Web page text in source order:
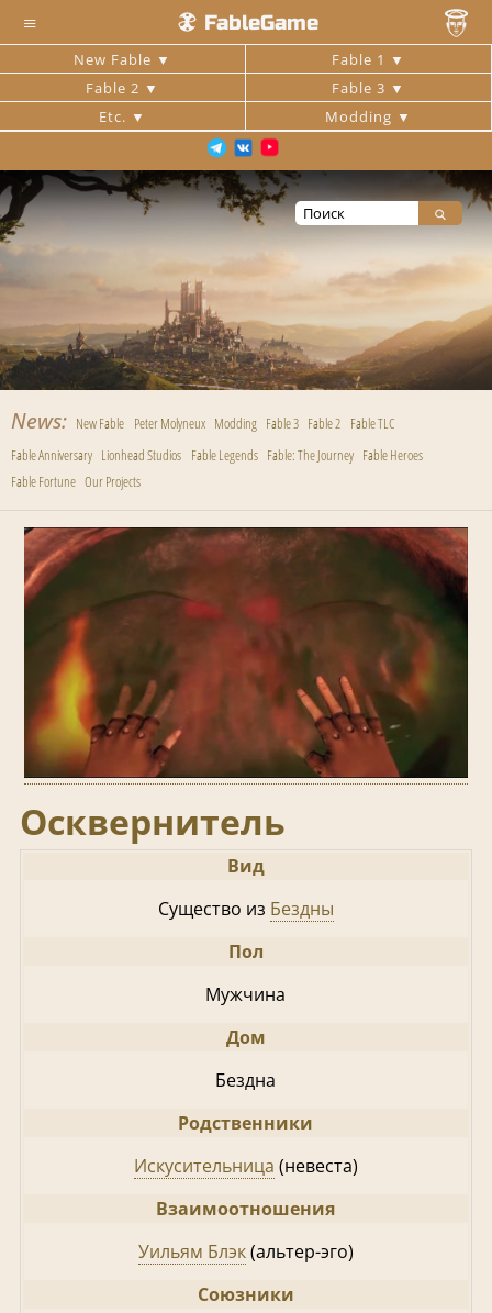
≡ FableGame
New Fable
Fable 1
Fable 2
Fable 3
Etc.
Modding
News New Fable Peter Molyneux Modding Fable 3 Fable 2 Fable TLC
Fable Anniversary Lionhead Studios Fable Legends Fable: The Journey Fable Heroes
Fable Fortune Our Projects
Осквернитель
Вид
Существо из Бездны
Пол
Мужчина
Дом
Бездна
Родственники
Искусительница (невеста)
Взаимоотношения
Уильям Блэк(альтер-эго)
Союзники